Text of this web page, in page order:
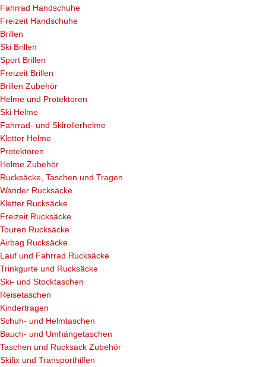
Fahrrad Handschuhe
Freizeit Handschuhe
Brillen
Ski Brillen
Sport Brillen
Freizeit Brillen
Brillen Zubehör
Helme und Protektoren
Ski Helme
Fahrrad- und Skirollerhelme
Kletter Helme
Protektoren
Helme Zubehör
Rucksäcke, Taschen und Tragen
Wander Rucksäcke
Kletter Rucksäcke
Freizeit Rucksäcke
Touren Rucksäcke
Airbag Rucksäcke
Lauf und Fahrrad Rucksäcke
Trinkgurte und Rucksäcke
Ski- und Stocktaschen
Reisetaschen
Kindertragen
Schuh- und Helmtaschen
Bauch- und Umhängetaschen
Taschen und Rucksack Zubehör
Skifix und Transporthilfen